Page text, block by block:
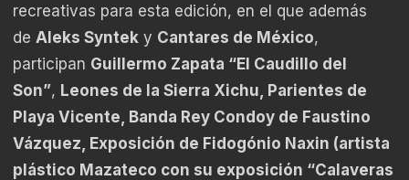
recreativas para esta edición, en el que además
de Aleks Syntek y Cantares de México,
participan Guillermo Zapata “El Caudillo del
Son”, Leones de la Sierra Xichu, Parientes de
Playa Vicente, Banda Rey Condoy de Faustino
Vázquez, Exposición de Fidogónio Naxin (artista
plástico Mazateco con su exposición “Calaveras